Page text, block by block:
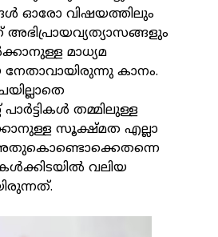
ഓരോ വിഷയത്തിലും
മാധ്യമ
കാനം.
തമ്മിലുള്ള
സൂക്ഷ്മത എല്ലാ
അതുകൊണ്ടൊക്കെതന്നെ
വലിയ